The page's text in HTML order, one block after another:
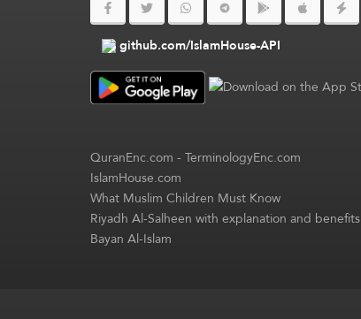
github.com/IslamHouse-API
QuranEnc.com-TerminologyEnc.com
IslamHouse.com
What Muslim Children Must Know
Riyadh Al-Salheen with explanation and benefits
Bayan Al-Islam